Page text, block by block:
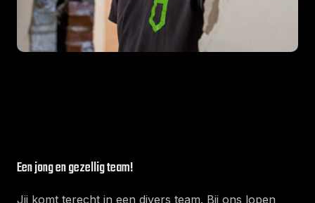
Een jong en gezellig team!
Jij komt terecht in een divers team. Bij ons lopen